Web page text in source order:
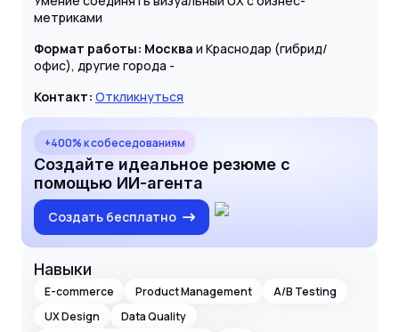
метриками
Формат работы: Москва и Краснодар (гибрид/
офис), другие города -
Контакт: Откликнуться
+400% к собеседованиям
Создайте идеальное резюме с
помощью ИИ-агента
Создать бесплатно
Навыки
E-commerce Product Management
A/B Testing
UX Design
Data Quality